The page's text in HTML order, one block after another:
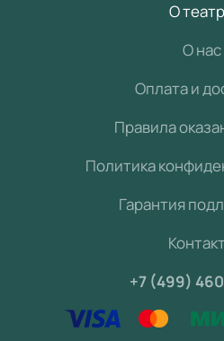
О
О нас
Оплата и
Правила
Политика
Гарантия
+7 (499)